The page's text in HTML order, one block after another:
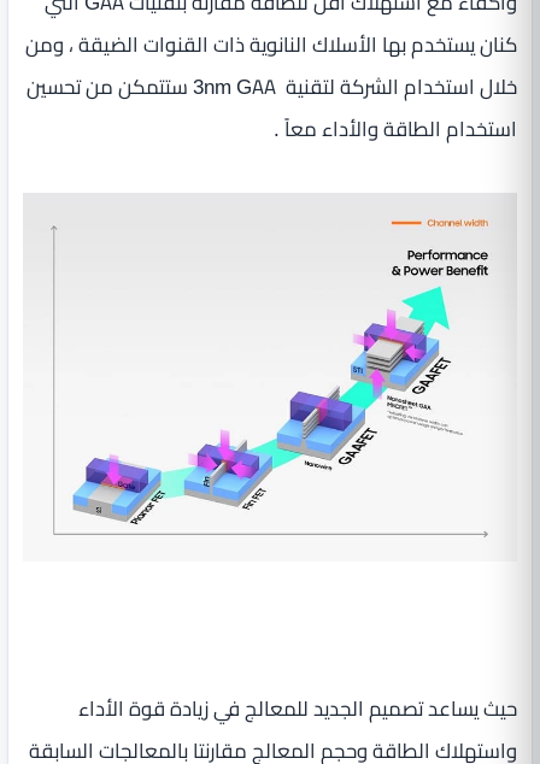
كنان يستخدم بها الأسلاك النانوية ذات القنوات الضيقة ، ومن
خلال استخدام الشركة لتقنية 3nm GAA ستتمكن من تحسين
استخدام الطاقة والأداء معاً .
حيث يساعد تصميم الجديد للمعالج في زيادة قوة الأداء
واستهلاك الطاقة وحجم المعالج مقارنتا بالمعالجات السابقة